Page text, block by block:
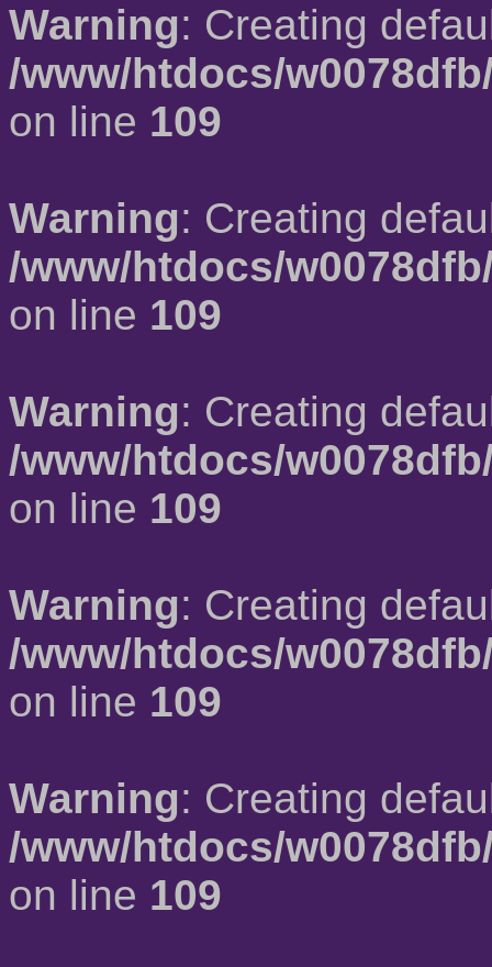
Warning: Creating
/www/htdocs/
on line 109
Warning: Creating
/www/htdocs/
on line 109
Warning: Creating
/www/htdocs/
on line 109
Warning: Creating
/www/htdocs/
on line 109
Warning: Creating
/www/htdocs/
on line 109